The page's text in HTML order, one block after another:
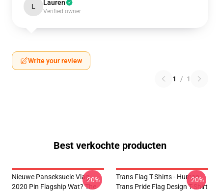
L Lauren
Verified owner
Write your review
1 / 1
Best verkochte producten
Nieuwe Panseksuele Vlag
2020 Pin Flagship Wat? The
-20%
Trans Flag T-Shirts - Human -
Trans Pride Flag Design T-Shirt
-20%